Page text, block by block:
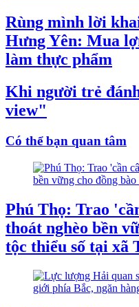
Rùng mình lời
Hưng Yên: Mua
làm thực phẩm
Khi người trẻ
view"
Có thể bạn quan tâm
Phú Thọ: Trao
thoát nghèo bền
tộc thiểu số tại xã